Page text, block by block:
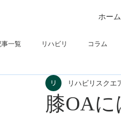
ホーム
事一覧 リハビリ コラム
制度関連 学会・研
膝OA
リハビリスクエ